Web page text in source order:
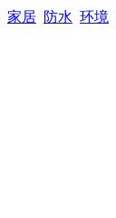
家居 防水 环境